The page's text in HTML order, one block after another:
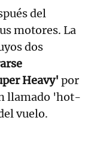
del
motores. La
dos
Heavy' por
llamado 'hot-
vuelo.